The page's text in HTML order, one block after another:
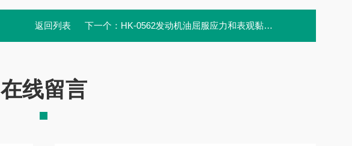
返回列表 下一个： HK-0562发动机油屈服应力和表观黏度测定器
在线留言